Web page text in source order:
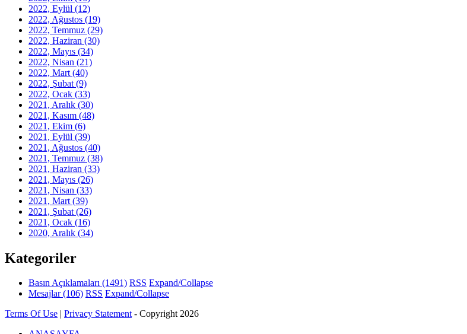
2022, Eylül (12)
2022, Ağustos (19)
2022, Temmuz (29)
2022, Haziran (30)
2022, Mayıs (34)
2022, Nisan (21)
2022, Mart (40)
2022, Şubat (9)
2022, Ocak (33)
2021, Aralık (30)
2021, Kasım (48)
2021, Ekim (6)
2021, Eylül (39)
2021, Ağustos (40)
2021, Temmuz (38)
2021, Haziran (33)
2021, Mayıs (26)
2021, Nisan (33)
2021, Mart (39)
2021, Şubat (26)
2021, Ocak (16)
2020, Aralık (34)
Kategoriler
Basın Açıklamaları (1491) RSS Expand/Collapse
Mesajlar(106) RSS Expand/Collapse
Terms Of Use | Privacy Statement- Copyright 2026